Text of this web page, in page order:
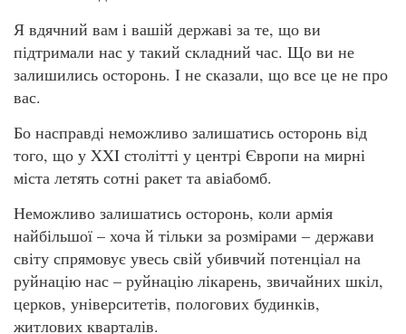
Я вдячний вам і вашій державі за те, що ви
підтримали нас у такий складний час. Що ви не
залишились осторонь. І не сказали, що все це не про
вас.
Бо насправді неможливо залишатись осторонь від
того, що у XXI столітті у центрі Європи на мирні
міста летять сотні ракет та авіабомб.
Неможливо залишатись осторонь, коли армія
найбільшої – хоча й тільки за розмірами – держави
світу спрямовує увесь свій убивчий потенціал на
руйнацію нас – руйнацію лікарень, звичайних шкіл,
церков, університетів, пологових будинків,
житлових кварталів.